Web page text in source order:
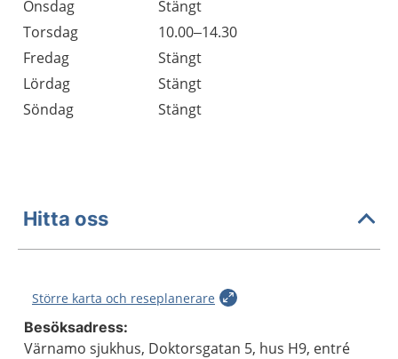
Onsdag
Stängt
Torsdag
10.00–14.30
Fredag
Stängt
Lördag
Stängt
Söndag
Stängt
Hitta oss
Större karta och reseplanerare
Besöksadress:
Värnamo sjukhus, Doktorsgatan 5, hus H9, entré